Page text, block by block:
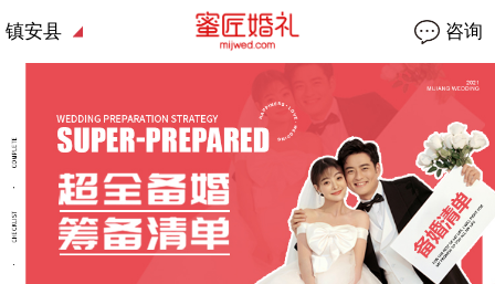
镇安县 咨询